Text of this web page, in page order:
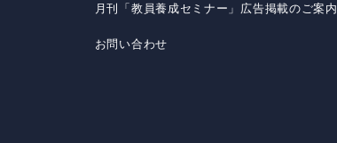
月刊「教員養成セミナー」広告掲載のご案内
お問い合わせ